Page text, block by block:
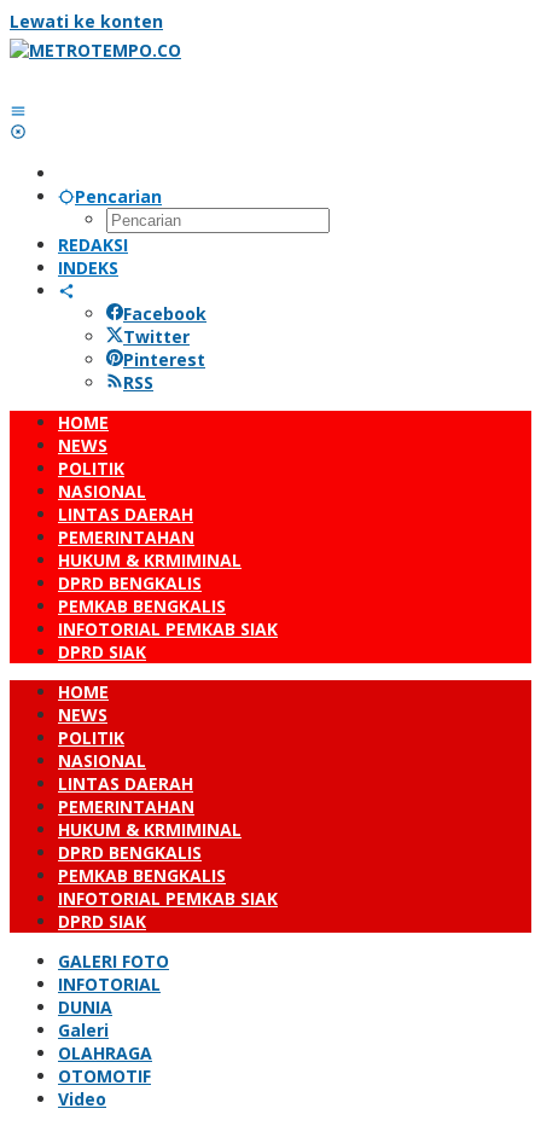
Lewati ke konten
Pencarian
REDAKSI
INDEKS
Facebook
Twitter
Pinterest
RSS
HOME
NEWS
POLITIK
NASIONAL
LINTAS DAERAH
PEMERINTAHAN
HUKUM & KRMIMINAL
DPRD BENGKALIS
PEMKAB BENGKALIS
INFOTORIAL PEMKAB SIAK
DPRD SIAK
HOME
NEWS
POLITIK
NASIONAL
LINTAS DAERAH
PEMERINTAHAN
HUKUM & KRMIMINAL
DPRD BENGKALIS
PEMKAB BENGKALIS
INFOTORIAL PEMKAB SIAK
DPRD SIAK
GALERI FOTO
INFOTORIAL
DUNIA
Galeri
OLAHRAGA
OTOMOTIF
Video